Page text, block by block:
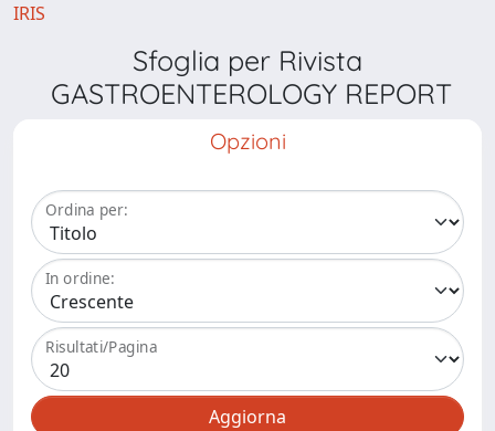
IRIS
Sfoglia per Rivista
GASTROENTEROLOGY REPORT
Opzioni
Ordina per:
In ordine:
Risultati/Pagina